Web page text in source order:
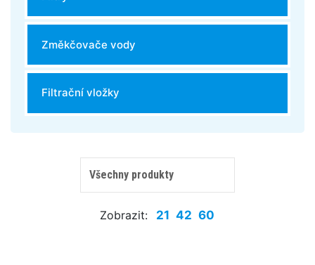
Změkčovače vody
Filtrační vložky
Zobrazit: 21 42 60